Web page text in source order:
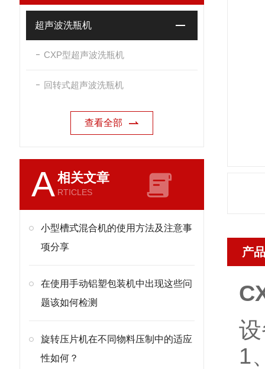
超声波洗瓶机
CXP型超声波洗瓶机
回转式超声波洗瓶机
查看全部
A相关文章
RTICLES
小型槽式混合机的使用方法及注意事
项分享
在使用手动铝塑包装机中出现这些问
题该如何检测
旋转压片机在不同物料压制中的适应
性如何？
产
1